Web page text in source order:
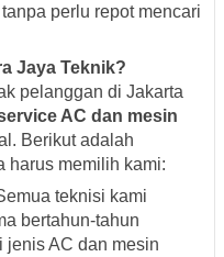
perlu repot mencari
Jaya Teknik?
pelanggan di Jakarta
AC dan mesin
Berikut adalah
harus memilih kami:
teknisi kami
bertahun-tahun
jenis AC dan mesin